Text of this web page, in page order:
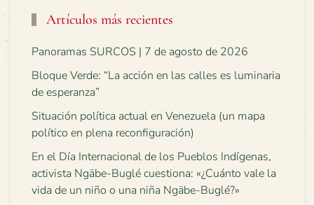
Artículos más recientes
Panoramas SURCOS | 7 de agosto de 2026
Bloque Verde: “La acción en las calles es luminaria
de esperanza”
Situación política actual en Venezuela (un mapa
político en plena reconfiguración)
En el Día Internacional de los Pueblos Indígenas,
activista Ngäbe-Buglé cuestiona: «¿Cuánto vale la
vida de un niño o una niña Ngäbe-Buglé?»